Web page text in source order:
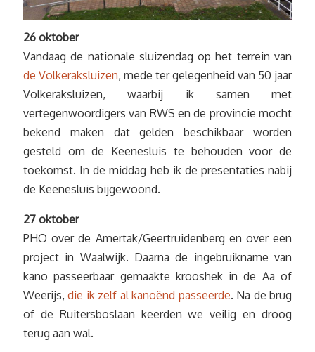
26 oktober
Vandaag de nationale sluizendag op het terrein van
de Volkeraksluizen, mede ter gelegenheid van 50 jaar
Volkeraksluizen, waarbij ik samen met
vertegenwoordigers van RWS en de provincie mocht
bekend maken dat gelden beschikbaar worden
gesteld om de Keenesluis te behouden voor de
toekomst. In de middag heb ik de presentaties nabij
de Keenesluis bijgewoond.
27 oktober
PHO over de Amertak/Geertruidenberg en over een
project in Waalwijk. Daarna de ingebruikname van
kano passeerbaar gemaakte krooshek in de Aa of
Weerijs,die ik zelf al kanoënd passeerde. Na de brug
of de Ruitersboslaan keerden we veilig en droog
terug aan wal.